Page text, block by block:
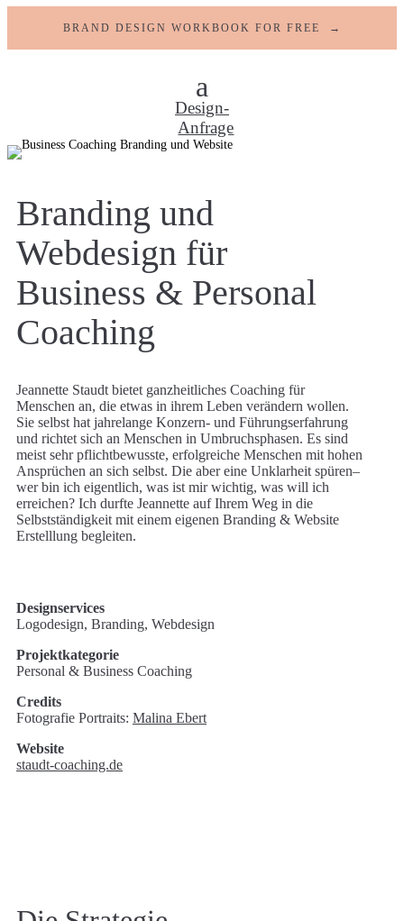
BRAND DESIGN WORKBOOK FOR FREE →
Design-
Anfrage
Branding und
Webdesign für
Business & Personal
Coaching
Jeannette Staudt bietet ganzheitliches Coaching für
Menschen an, die etwas in ihrem Leben verändern wollen.
Sie selbst hat jahrelange Konzern- und Führungserfahrung
und richtet sich an Menschen in Umbruchsphasen. Es sind
meist sehr pflichtbewusste, erfolgreiche Menschen mit hohen
Ansprüchen an sich selbst. Die aber eine Unklarheit spüren–
wer bin ich eigentlich, was ist mir wichtig, was will ich
erreichen? Ich durfte Jeannette auf Ihrem Weg in die
Selbstständigkeit mit einem eigenen Branding & Website
Erstelllung begleiten.
Designservices
Logodesign, Branding, Webdesign
Projektkategorie
Personal & Business Coaching
Credits
Fotografie Portraits: Malina Ebert
Website
staudt-coaching.de